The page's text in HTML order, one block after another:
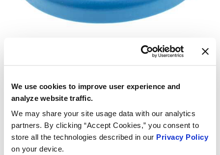
We use cookies to improve user experience and
analyze website traffic.
We may share your site usage data with our analytics
partners. By clicking “Accept Cookies,” you consent to
store all the technologies described in our Privacy Policy
on your device.